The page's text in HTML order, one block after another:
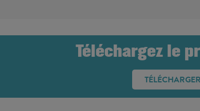
Téléchargez le
TÉLÉCHARGER